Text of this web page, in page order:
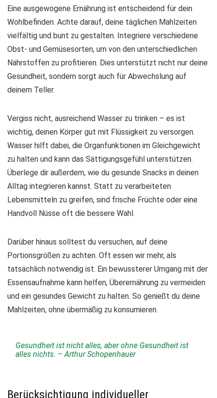
Eine ausgewogene Ernährung ist entscheidend für dein
Wohlbefinden. Achte darauf, deine täglichen Mahlzeiten
vielfältig und bunt zu gestalten. Integriere verschiedene
Obst- und Gemüsesorten, um von den unterschiedlichen
Nährstoffen zu profitieren. Dies unterstützt nicht nur deine
Gesundheit, sondern sorgt auch für Abwechslung auf
deinem Teller.
Vergiss nicht, ausreichend Wasser zu trinken – es ist
wichtig, deinen Körper gut mit Flüssigkeit zu versorgen.
Wasser hilft dabei, die Organfunktionen im Gleichgewicht
zu halten und kann das Sättigungsgefühl unterstützen.
Überlege dir außerdem, wie du gesunde Snacks in deinen
Alltag integrieren kannst. Statt zu verarbeiteten
Lebensmitteln zu greifen, sind frische Früchte oder eine
Handvoll Nüsse oft die bessere Wahl.
Darüber hinaus solltest du versuchen, auf deine
Portionsgrößen zu achten. Oft essen wir mehr, als
tatsächlich notwendig ist. Ein bewussterer Umgang mit der
Essensaufnahme kann helfen, Überernährung zu vermeiden
und ein gesundes Gewicht zu halten. So genießt du deine
Mahlzeiten, ohne übermäßig zu konsumieren.
Gesundheit ist nicht alles, aber ohne Gesundheit ist
alles nichts. – Arthur Schopenhauer
Berücksichtigung individueller